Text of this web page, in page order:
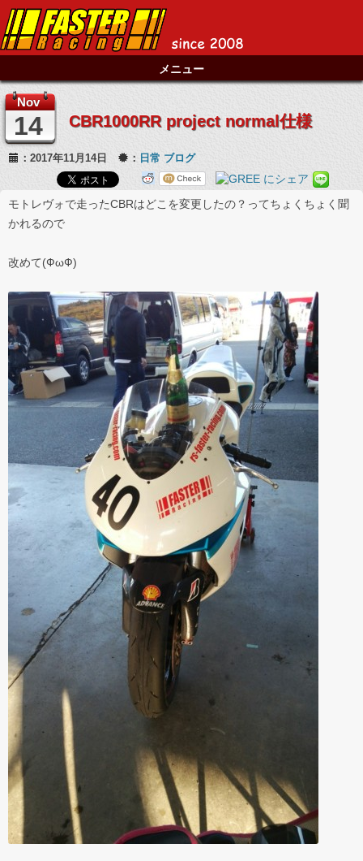
メニュー
Nov
14 CBR1000RR project normal仕様
：2017年11月14日 ： 日常 ブログ
モトレヴォで走ったCBRはどこを変更したの？ってちょくちょく聞
かれるので
改めて(ФωФ)